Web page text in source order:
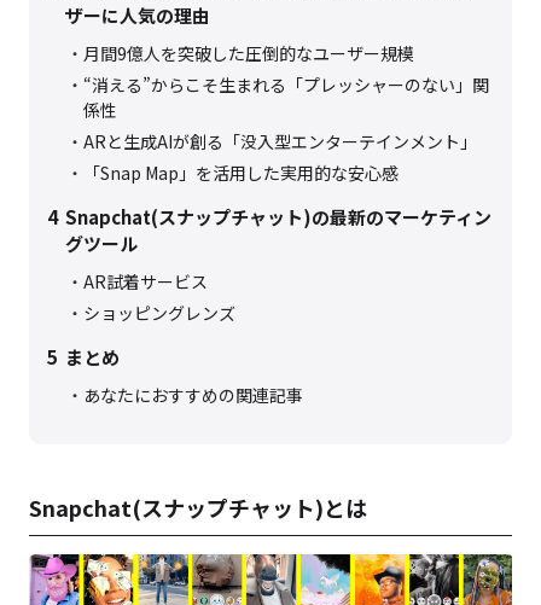
ザーに人気の理由
月間9億人を突破した圧倒的なユーザー規模
“消える”からこそ生まれる「プレッシャーのない」関
係性
ARと生成AIが創る「没入型エンターテインメント」
「Snap Map」を活用した実用的な安心感
4 Snapchat(スナップチャット)の最新のマーケティン
グツール
AR試着サービス
ショッピングレンズ
5 まとめ
あなたにおすすめの関連記事
Snapchat(スナップチャット)とは